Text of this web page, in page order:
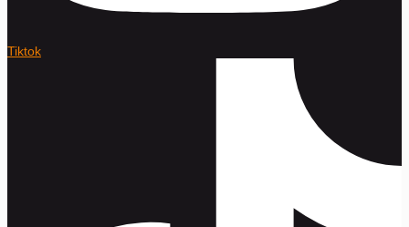
Tiktok